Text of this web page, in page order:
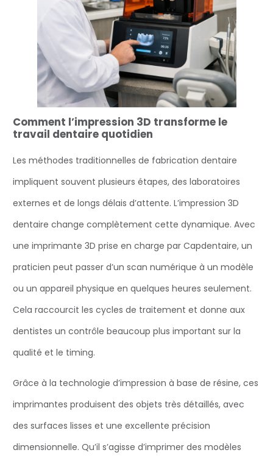
Comment l’impression 3D transforme le
travail dentaire quotidien
Les méthodes traditionnelles de fabrication dentaire
impliquent souvent plusieurs étapes, des laboratoires
externes et de longs délais d’attente. L’impression 3D
dentaire change complètement cette dynamique. Avec
une imprimante 3D prise en charge par Capdentaire, un
praticien peut passer d’un scan numérique à un modèle
ou un appareil physique en quelques heures seulement.
Cela raccourcit les cycles de traitement et donne aux
dentistes un contrôle beaucoup plus important sur la
qualité et le timing.
Grâce à la technologie d’impression à base de résine, ces
imprimantes produisent des objets très détaillés, avec
des surfaces lisses et une excellente précision
dimensionnelle. Qu’il s’agisse d’imprimer des modèles